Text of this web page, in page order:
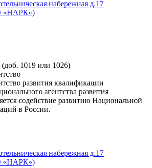
набережная д.17
«НАРК»)
(доб. 1019 или 1026)
развития квалификации
агентства развития
содействие развитию Национальной
в России.
набережная д.17
«НАРК»)